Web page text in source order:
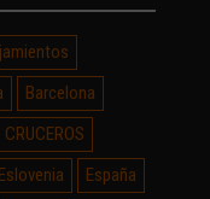
Barcelona
CRUCEROS
Eslovenia
España